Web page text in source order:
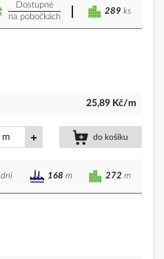
Dostupné
na pobočkách
289 ks
25,89 Kč/m
m do košíku
272 m
dní 168 m